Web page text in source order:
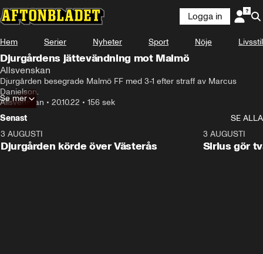
Logga in
Hem Serier Nyheter Sport Nöje Livsstil
Djurgårdens jättevändning mot Malmö
Allsvenskan
Djurgården besegrade Malmö FF med 3-1 efter straff av Marcus
Danielson.
Allsvenskan • 20.10.22 • 156 sek
Se mer
Senast
SE ALLA
3 AUGUSTI
Djurgården körde över Västerås
3 AUGUSTI
Sirius gör